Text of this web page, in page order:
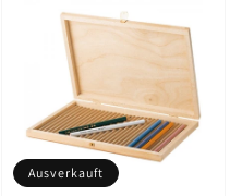
Ausverkauft